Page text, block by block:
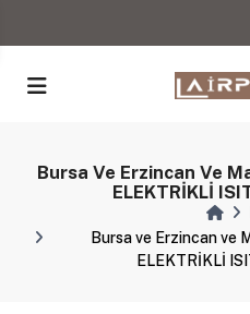
Bursa Ve Erzincan Ve
ELEKTRİKLİ
Bursa ve Erzincan ve
ELEKTRİKLİ